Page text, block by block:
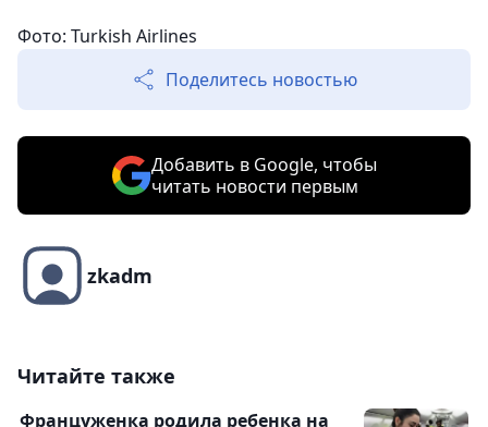
Фото: Turkish Airlines
Поделитесь новостью
Добавить в Google, чтобы
читать новости первым
zkadm
Читайте также
Француженка родила ребенка на